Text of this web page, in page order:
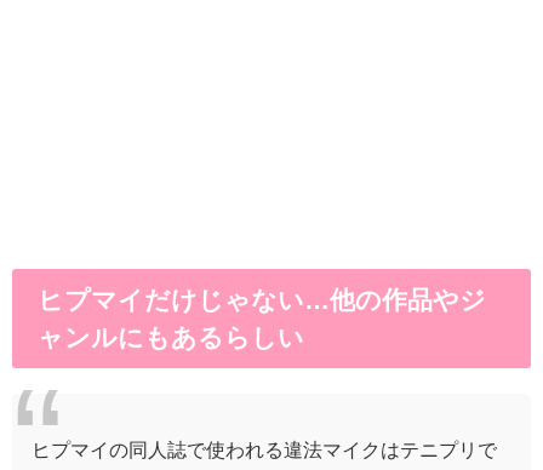
ヒプマイだけじゃない…他の作品やジ
ャンルにもあるらしい
ヒプマイの同人誌で使われる違法マイクはテニプリで